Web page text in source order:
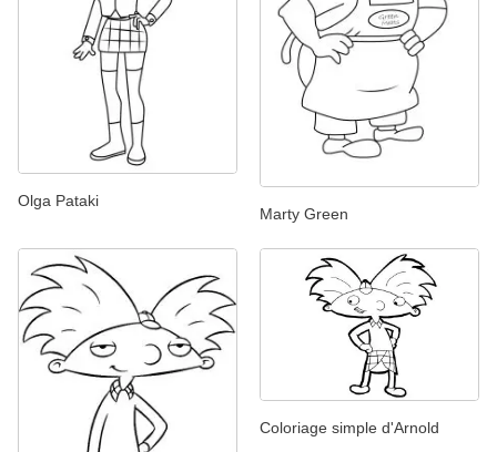
Olga Pataki
Marty Green
Coloriage simple d'Arnold